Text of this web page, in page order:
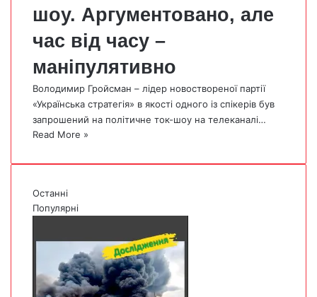
шоу. Аргументовано, але
час від часу –
маніпулятивно
Володимир Гройсман – лідер новоствореної партії
«Українська стратегія» в якості одного із спікерів був
запрошений на політичне ток-шоу на телеканалі…
Read More »
Останні
Популярні